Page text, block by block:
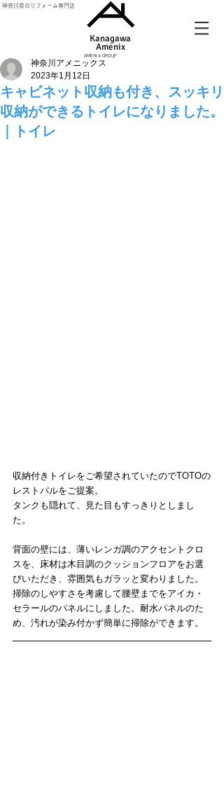
神奈川県のリフォーム専門店
Kanagawa
Amenix​
AMENIX GROUP
キャビネット収納も付き、スッキリ
収納ができるトイレになりました。
｜トイレ
神奈川アメニックス
2023年1月12日
収納付きトイレをご希望されていたのでTOTOの
レストパルをご提案。
タンクも隠れて、見た目もすっきりとしまし
た。
背面の壁には、薄いレンガ調のアクセントクロ
スを、床材は木目調のクッションフロアをお選
びいただき、雰囲気もガラッと変わりました。
掃除のしやすさを考慮して腰壁までをアイカ・
セラールのパネルにしました。耐水パネルのた
め、汚れが染み付かず簡単に掃除ができます。